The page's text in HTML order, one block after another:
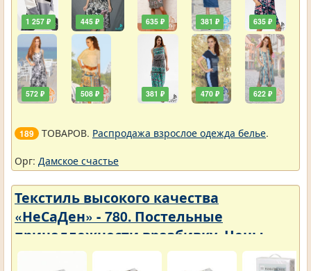
1 257 ₽
572 ₽
445 ₽
508 ₽
635 ₽
381 ₽
381 ₽
470 ₽
635 ₽
622 ₽
189 ТОВАРОВ. Распродажа взрослое одежда белье.
Орг: Дамское счастье
Текстиль высокого качества
«НеСаДен» - 780. Постельные
принадлежности вразбивку. Цены
упали